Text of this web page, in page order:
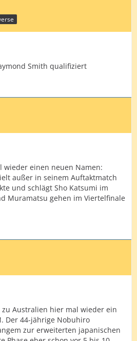
Smith qualifiziert
wieder einen neuen Namen:
außer in seinem Auftaktmatch
und schlägt Sho Katsumi im
Muramatsu gehen im Viertelfinale
zu Australien hier mal wieder ein
Der 44-jährige Nobuhiro
zur erweiterten japanischen